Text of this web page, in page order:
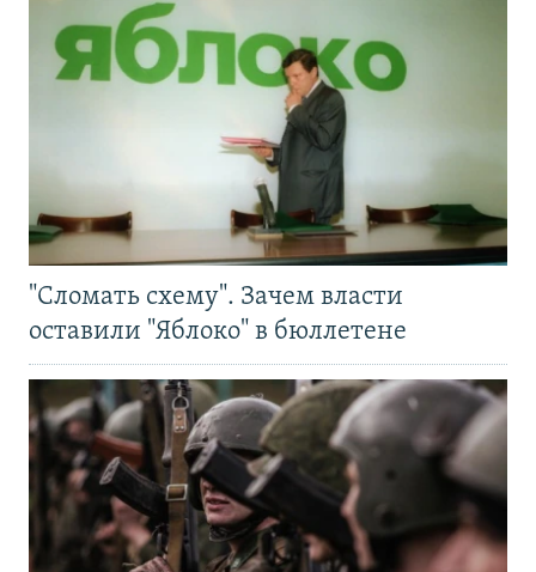
"Сломать схему". Зачем власти
оставили "Яблоко" в бюллетене